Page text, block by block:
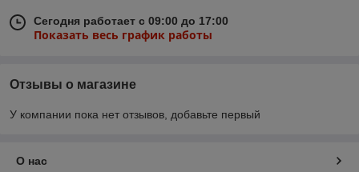
Сегодня работает с 09:00 до 17:00
Показать весь график работы
Отзывы о магазине
У компании пока нет отзывов, добавьте первый
О нас